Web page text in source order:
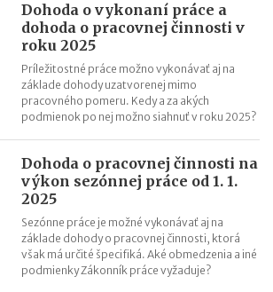
Dohoda o vykonaní práce a
dohoda o pracovnej činnosti v
roku 2025
Príležitostné práce možno vykonávať aj na
základe dohody uzatvorenej mimo
pracovného pomeru. Kedy a za akých
podmienok po nej možno siahnuť v roku 2025?
Dohoda o pracovnej činnosti na
výkon sezónnej práce od 1. 1.
2025
Sezónne práce je možné vykonávať aj na
základe dohody o pracovnej činnosti, ktorá
však má určité špecifiká. Aké obmedzenia a iné
podmienky Zákonník práce vyžaduje?